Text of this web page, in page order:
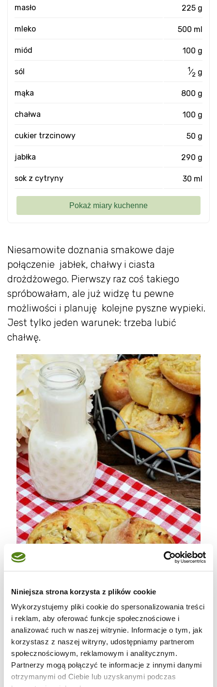
Niniejsza strona korzysta z plików cookie
Wykorzystujemy pliki cookie do spersonalizowania treści
i reklam, aby oferować funkcje społecznościowe i
analizować ruch w naszej witrynie. Informacje o tym, jak
korzystasz z naszej witryny, udostępniamy partnerom
społecznościowym, reklamowym i analitycznym.
Partnerzy mogą połączyć te informacje z innymi danymi
otrzymanymi od Ciebie lub uzyskanymi podczas
Niesamowite doznania smakowe daje
połączenie jabłek, chałwy i ciasta
drożdżowego. Pierwszy raz coś takiego
spróbowałam, ale już widzę tu pewne
możliwości i planuję kolejne pyszne wypieki.
Jest tylko jeden warunek: trzeba lubić
chałwę.
Składniki na ciasto:
masło 225 g
mleko 500 ml
miód 100 g
sól 1⁄2 g
mąka 800 g
chałwa 100 g
cukier trzcinowy 50 g
jabłka 290 g
sok z cytryny 30 ml